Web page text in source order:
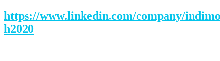
https://www.linkedin.com/company/
h2020